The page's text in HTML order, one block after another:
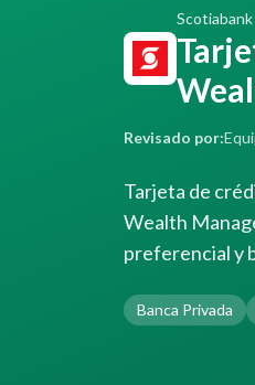
Scotiabank
Revisado por:
Tarjeta de
Wealth
preferencial y
Banca Privada